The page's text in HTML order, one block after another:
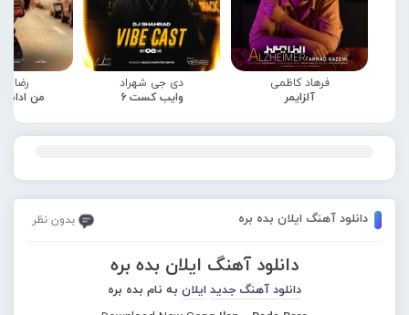
فرهاد کاظمی
آلزایمر
دی جی شهراد
وایب کست 6
رضا
من
دانلود آهنگ ایلان بده بره بدون نظر
دانلود آهنگ ایلان بده بره
دانلود آهنگ جدید ایلان به نام بده بره